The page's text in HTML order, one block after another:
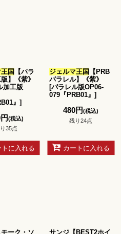
込む
国
【パラ
】《紫》
加工版
』 ]
円(税込)
35点
トに入れる
ジェルマ王国
【PRB
パラレル】《紫》
[パラレル版OP06-
079『PRB01』 ]
480円(税込)
残り24点
カートに入れる
ーク・ソ
サンジ【BEST2ホイ